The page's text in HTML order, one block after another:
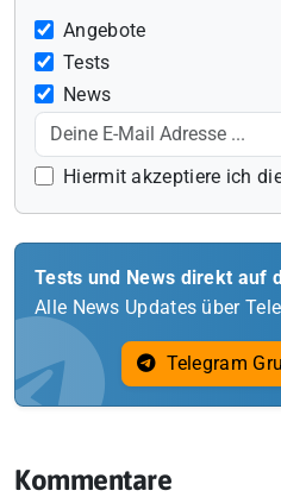
Angebote
Tests
News
Hiermit akzeptiere ich
Tests und News direkt auf
Alle News Updates über
Telegram
Kommentare